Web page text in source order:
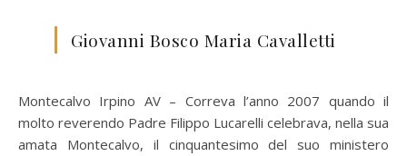
Giovanni Bosco Maria Cavalletti
Montecalvo Irpino AV – Correva l’anno 2007 quando il
molto reverendo Padre Filippo Lucarelli celebrava, nella sua
amata Montecalvo, il cinquantesimo del suo ministero